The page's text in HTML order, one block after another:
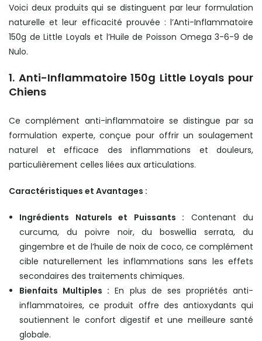
Voici deux produits qui se distinguent par leur formulation
naturelle et leur efficacité prouvée : l’Anti-Inflammatoire
150g de Little Loyals et l’Huile de Poisson Omega 3-6-9 de
Nulo.
1. Anti-Inflammatoire 150g Little Loyals pour
Chiens
Ce complément anti-inflammatoire se distingue par sa
formulation experte, conçue pour offrir un soulagement
naturel et efficace des inflammations et douleurs,
particulièrement celles liées aux articulations.
Caractéristiques et Avantages :
Ingrédients Naturels et Puissants : Contenant du
curcuma, du poivre noir, du boswellia serrata, du
gingembre et de l’huile de noix de coco, ce complément
cible naturellement les inflammations sans les effets
secondaires des traitements chimiques.
Bienfaits Multiples : En plus de ses propriétés anti-
inflammatoires, ce produit offre des antioxydants qui
soutiennent le confort digestif et une meilleure santé
globale.